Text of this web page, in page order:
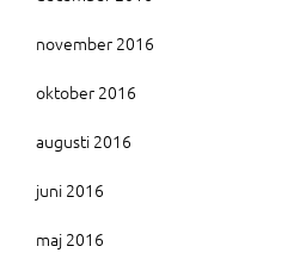
november 2016
oktober 2016
augusti 2016
juni 2016
maj 2016